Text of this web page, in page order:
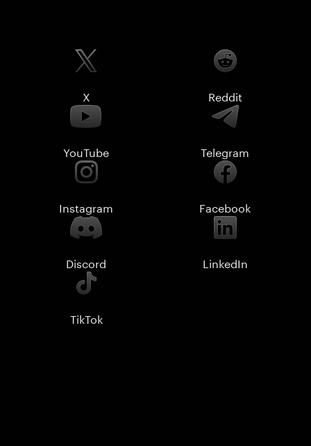
X Reddit
YouTube Telegram
Instagram Facebook
Discord LinkedIn
TikTok